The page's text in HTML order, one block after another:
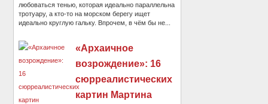
любоваться тенью, которая идеально параллельна
тротуару, а кто-то на морском берегу ищет
идеально круглую гальку. Впрочем, в чём бы не...
«Архаичное
возрождение»: 16
сюрреалистических
картин Мартина